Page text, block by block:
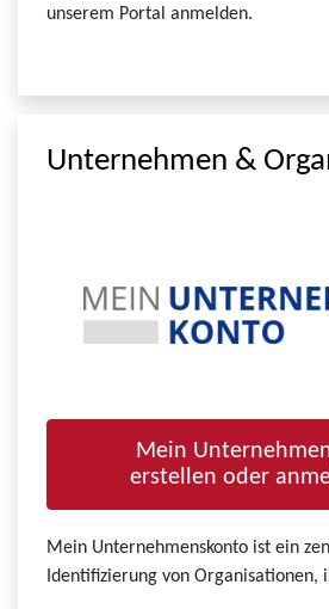
unserem Portal anmelden.
Unternehmen &
Mein
erstellen oder
Mein Unternehmenskonto ist ein
Identifizierung von Organisationen,